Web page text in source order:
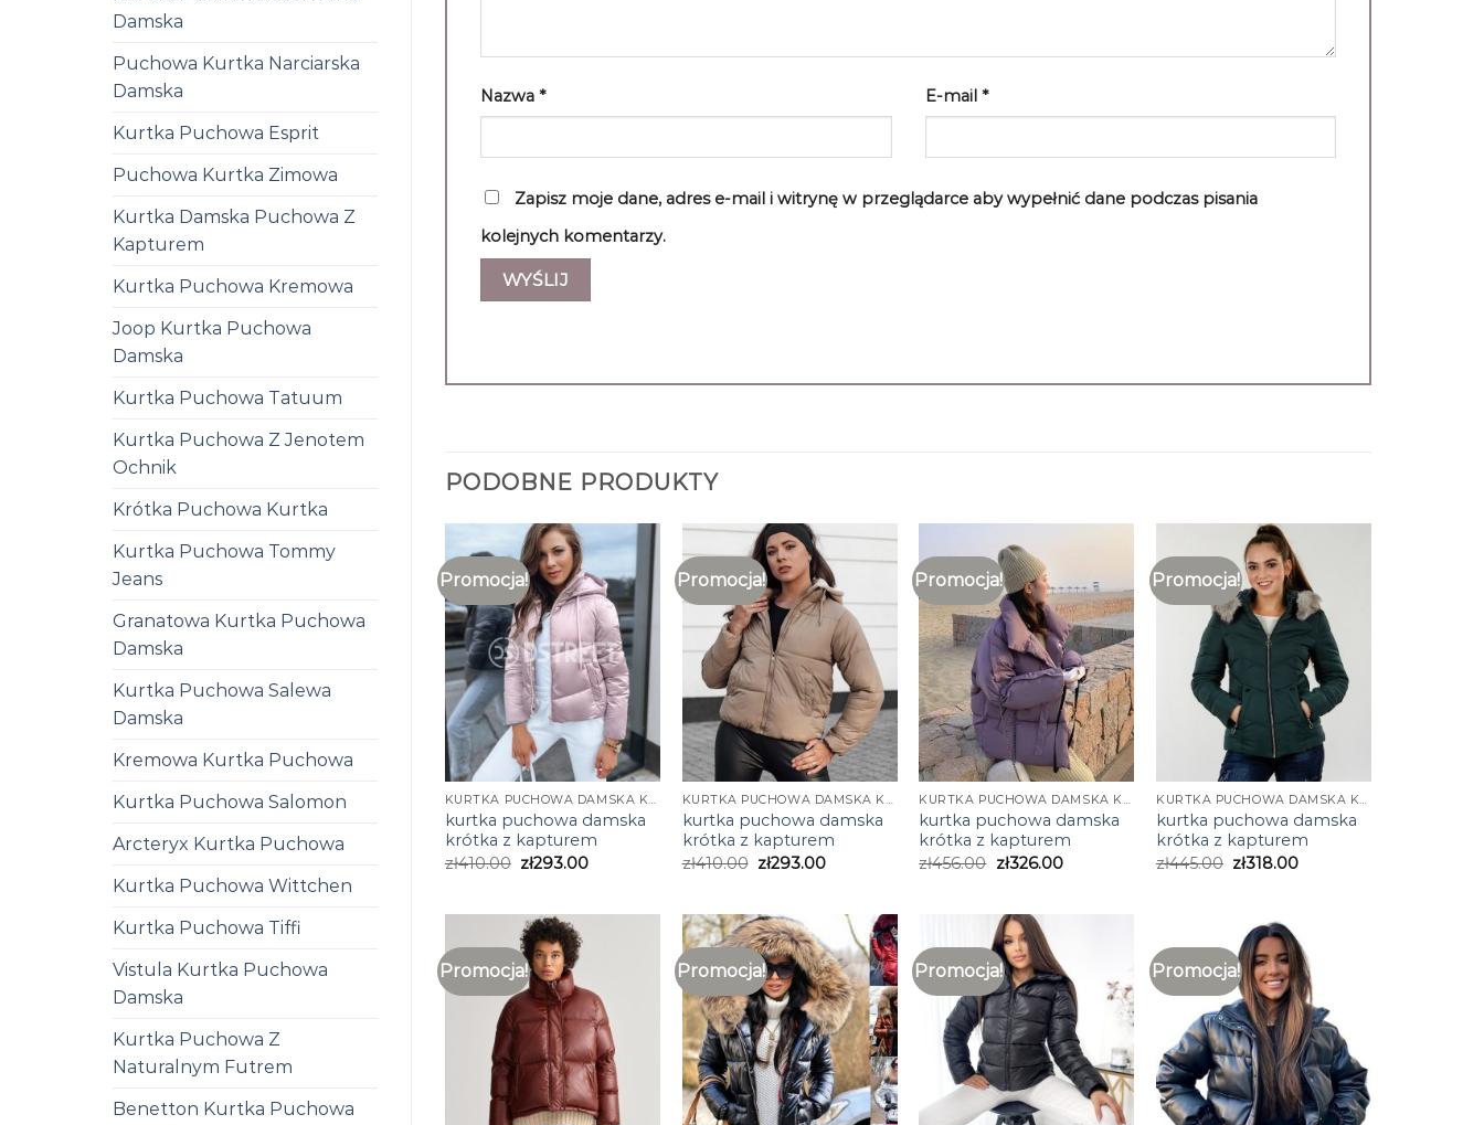
Damska
Puchowa Kurtka Narciarska
Damska
Kurtka Puchowa Esprit
Puchowa Kurtka Zimowa
Kurtka Damska Puchowa Z
Kapturem
Kurtka Puchowa Kremowa
Joop Kurtka Puchowa
Damska
Kurtka Puchowa Tatuum
Kurtka Puchowa Z Jenotem
Ochnik
Krótka Puchowa Kurtka
Kurtka Puchowa Tommy
Jeans
Granatowa Kurtka Puchowa
Damska
Kurtka Puchowa Salewa
Damska
Kremowa Kurtka Puchowa
Kurtka Puchowa Salomon
Arcteryx Kurtka Puchowa
Kurtka Puchowa Wittchen
Kurtka Puchowa Tiffi
Vistula Kurtka Puchowa
Damska
Kurtka Puchowa Z
Naturalnym Futrem
Benetton Kurtka Puchowa
Nazwa * E-mail *
Zapisz moje dane, adres e-mail i witrynę w przeglądarce aby wypełnić dane podczas pisania
kolejnych komentarzy.
PODOBNE PRODUKTY
Promocja!
KURTKA PUCHOWA DAMSKA KRÓTKA Z KAPTUREM
kurtka puchowa damska
krótka z kapturem
zł410.00 zł293.00
Promocja!
KURTKA PUCHOWA DAMSKA KRÓTKA Z KAPTUREM
kurtka puchowa damska
krótka z kapturem
zł410.00 zł293.00
Promocja!
KURTKA PUCHOWA DAMSKA KRÓTKA Z KAPTUREM
kurtka puchowa damska
krótka z kapturem
zł456.00 zł326.00
Promocja!
KURTKA PUCHOWA DAMSKA KRÓTKA Z KAPTUREM
kurtka puchowa damska
krótka z kapturem
zł445.00 zł318.00
Promocja! Promocja! Promocja! Promocja!